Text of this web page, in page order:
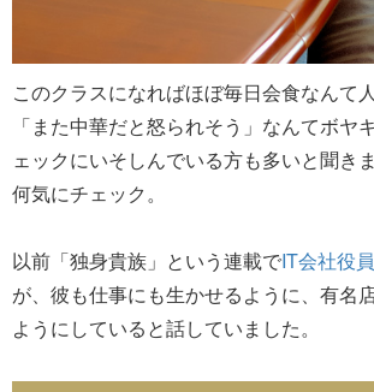
このクラスになればほぼ毎日会食なんて
「また中華だと怒られそう」なんてボヤ
ェックにいそしんでいる方も多いと聞き
何気にチェック。
以前「独身貴族」という連載でIT会社役員
が、彼も仕事にも生かせるように、有名
ようにしていると話していました。